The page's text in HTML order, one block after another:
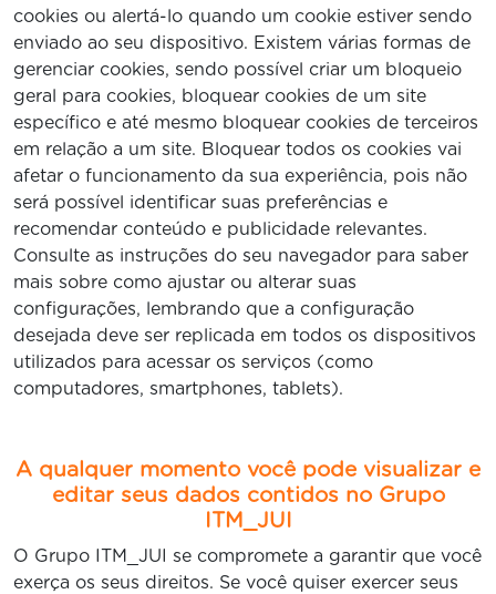
cookies ou alertá-lo quando um cookie estiver sendo
enviado ao seu dispositivo. Existem várias formas de
gerenciar cookies, sendo possível criar um bloqueio
geral para cookies, bloquear cookies de um site
específico e até mesmo bloquear cookies de terceiros
em relação a um site. Bloquear todos os cookies vai
afetar o funcionamento da sua experiência, pois não
será possível identificar suas preferências e
recomendar conteúdo e publicidade relevantes.
Consulte as instruções do seu navegador para saber
mais sobre como ajustar ou alterar suas
configurações, lembrando que a configuração
desejada deve ser replicada em todos os dispositivos
utilizados para acessar os serviços (como
computadores, smartphones, tablets).
A qualquer momento você pode visualizar e
editar seus dados contidos no Grupo
ITM_JUI
O Grupo ITM_JUI se compromete a garantir que você
exerça os seus direitos. Se você quiser exercer seus